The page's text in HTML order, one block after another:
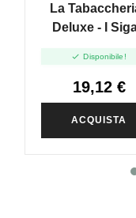
La
Deluxe - I
Sigaro Vaniglia
Vape Shot
 Disponibile!
19,12 €
ACQUISTA